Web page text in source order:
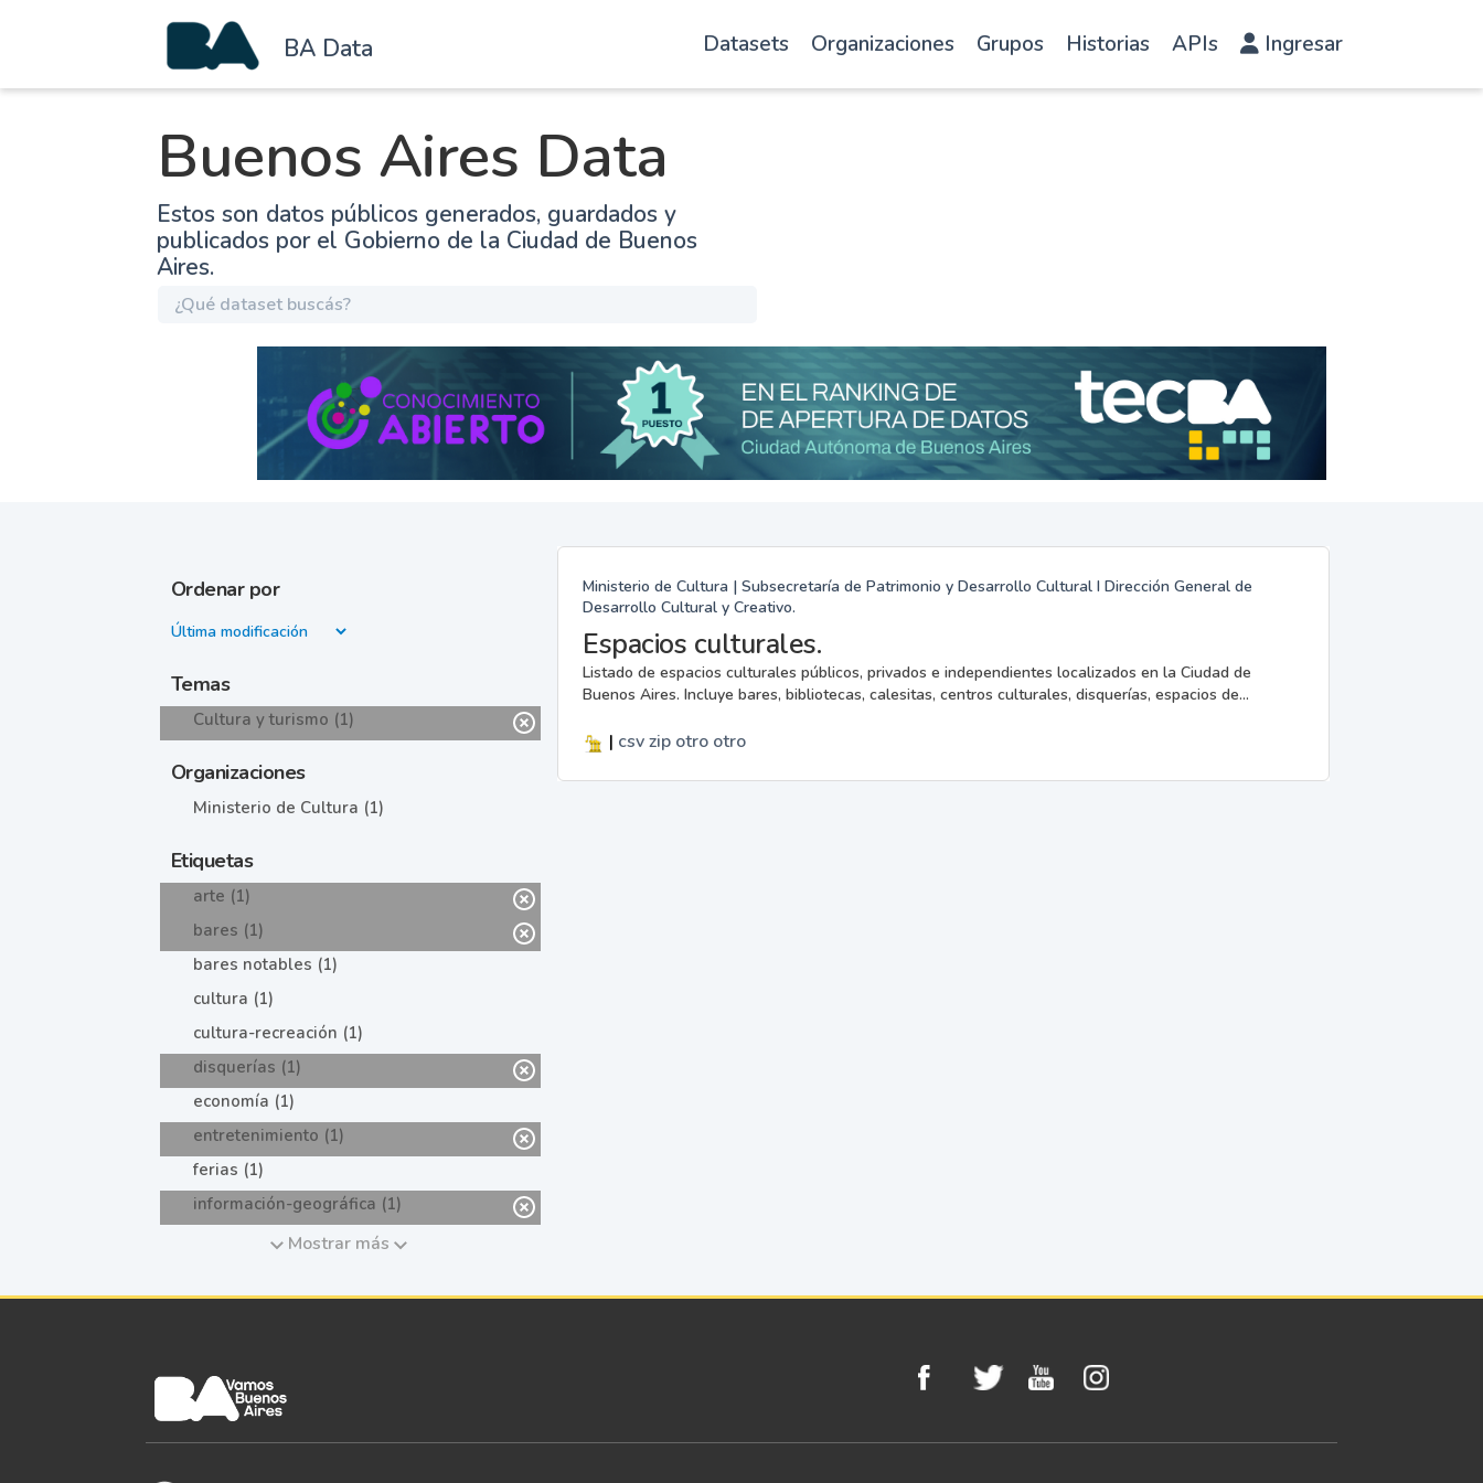
BA Data Datasets Organizaciones Grupos Historias APIs Ingresar
Buenos Aires Data
Estos son datos públicos generados, guardados y
publicados por el Gobierno de la Ciudad de Buenos
Aires.
Ordenar por
Temas
Cultura y turismo (1)
Organizaciones
Ministerio de Cultura (1)
Etiquetas
arte (1)
bares (1)
bares notables (1)
cultura (1)
cultura-recreación (1)
disquerías (1)
economía (1)
entretenimiento (1)
ferias (1)
información-geográfica (1)
Mostrar más
Ministerio de Cultura | Subsecretaría de Patrimonio y Desarrollo Cultural I Dirección General de
Desarrollo Cultural y Creativo.
Espacios culturales.
Listado de espacios culturales públicos, privados e independientes localizados en la Ciudad de
Buenos Aires. Incluye bares, bibliotecas, calesitas, centros culturales, disquerías, espacios de...
| csvzip otro otro